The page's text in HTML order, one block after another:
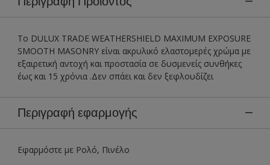
Το DULUX TRADE WEATHERSHIELD MAXIMUM EXPOSURE
SMOOTH MASONRY είναι ακρυλικό ελαστομερές χρώμα με
εξαιρετική αντοχή και προστασία σε δυσμενείς συνθήκες
έως και 15 χρόνια .Δεν σπάει και δεν ξεφλουδίζει
Περιγραφή εφαρμογής
Εφαρμόστε με Ρολό, Πινέλο